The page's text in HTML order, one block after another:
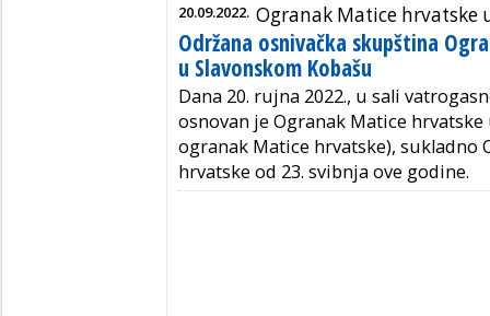
20.09.2022. Ogranak Matice hrvatske
Održana osnivačka skupština
u Slavonskom Kobašu
Dana 20. rujna 2022., u sali
osnovan je Ogranak Matice hrvatske
ogranak Matice hrvatske), sukladno
hrvatske od 23. svibnja ove godine.